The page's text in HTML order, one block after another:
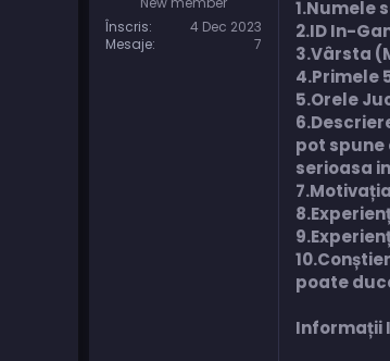
Înscris
4 Dec 2023
Mesaje
7
1.Numele
2.ID In-
3.Vârsta
4.Primele
5.Orele
pot spune
serioasa
poate
Informații